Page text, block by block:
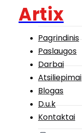
Artix
Pagrindinis
Paslaugos
Darbai
Atsiliepimai
Blogas
D.u.k
Kontaktai